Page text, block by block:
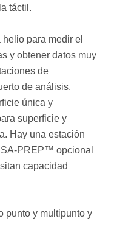
táctil.
para medir el
y obtener datos muy
de
de análisis.
única y
superficie y
Hay una estación
PREP™ opcional
capacidad
punto y multipunto y